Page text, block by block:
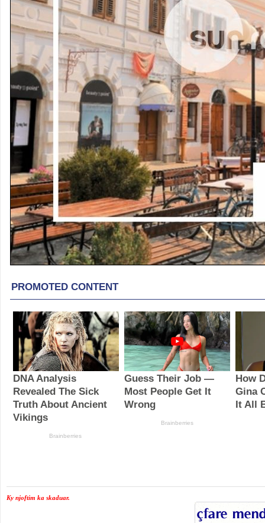
Ky njoftim ka skaduar.